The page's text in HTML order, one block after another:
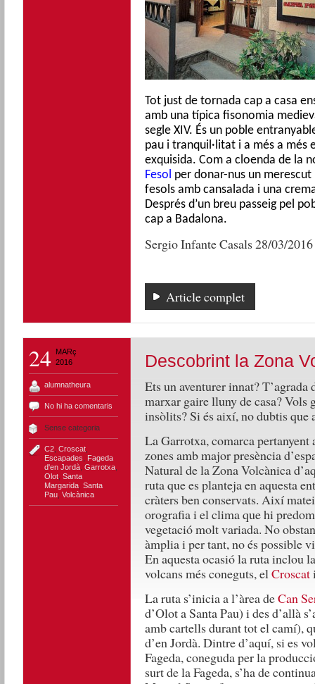
Tot just de tornada cap a casa
amb una típica fisonomia
segle XIV. És un poble
pau i tranquil·litat i a més a més
exquisida. Com a cloenda de la
Fesol per donar-nus un
fesols amb cansalada i una
Després d’un breu passeig pel
cap a Badalona.
Sergio Infante Casals 28/03/2016
Article complet
24
MARç
2016
alumnatheura
No hi ha comentaris
Sense categoria
C2, Croscat,
Escapades
Fageda
d'en Jordà, Garrotxa,
Olot, Santa
Margarida, Santa
Pau, Volcànica
Descobrint la Zona
Ets un aventurer innat?
marxar gaire lluny de casa? Vols
insòlits? Si és així, no dubtis que
La Garrotxa, comarca pertanyent
zones amb major presència
Natural de la Zona Volcànica
ruta que es planteja en aquesta
cràters ben conservats. Així
orografia i el clima que hi
vegetació molt variada. No
àmplia i per tant, no és possible
En aquesta ocasió la ruta inclou
volcans més coneguts, elCroscat
La ruta s’inicia a l’àrea deCan
d’Olot a Santa Pau) i des d’allà
amb cartells durant tot el camí),
d’en Jordà. Dintre d’aquí, si es
Fageda, coneguda per la
surt de la Fageda, s’ha de